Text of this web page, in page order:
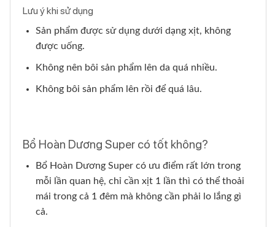
Lưu ý khi sử dụng
Sản phẩm được sử dụng dưới dạng xịt, không
được uống.
Không nên bôi sản phẩm lên da quá nhiều.
Không bôi sản phẩm lên rồi để quá lâu.
Bổ Hoàn Dương Super có tốt không?
Bổ Hoàn Dương Super có ưu điểm rất lớn trong
mỗi lần quan hệ, chỉ cần xịt 1 lần thì có thể thoải
mái trong cả 1 đêm mà không cần phải lo lắng gì
cả.